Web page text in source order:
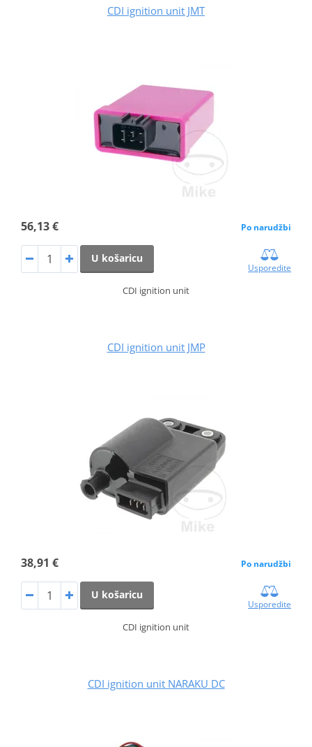
CDI ignition unit JMT
56,13 € Po narudžbi
U košaricu
Usporedite
CDI ignition unit
CDI ignition unit JMP
38,91 € Po narudžbi
U košaricu
Usporedite
CDI ignition unit
CDI ignition unit NARAKU DC